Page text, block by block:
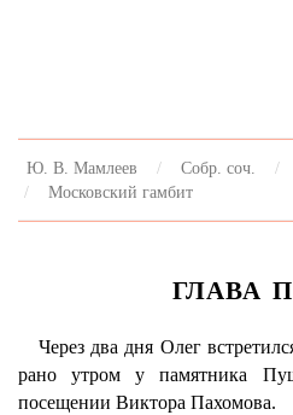
Ю. В. Мамлеев Собр. соч.
Московский гамбит
ГЛАВА
Через два дня Олег
рано утром у памятника
посещении Виктора Пахомова.